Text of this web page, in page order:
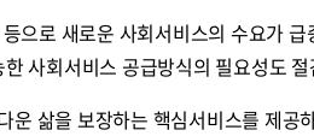
으로 새로운 사회서비스의 수요가
사회서비스 공급방식의 필요성도
운 삶을 보장하는 핵심서비스를 제공